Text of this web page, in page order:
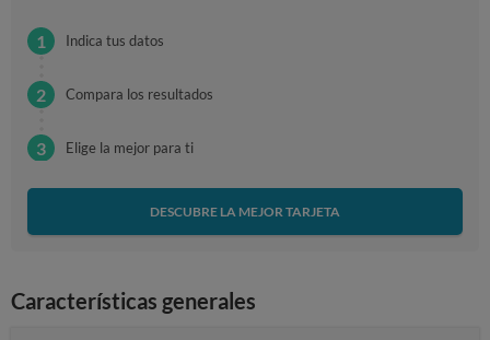
Indica tus datos
Compara los resultados
Elige la mejor para ti
DESCUBRE LA MEJOR TARJETA
Características generales